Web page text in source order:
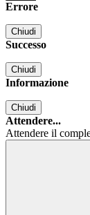
Errore
Chiudi
Successo
Chiudi
Informazione
Chiudi
Attendere...
Attendere il